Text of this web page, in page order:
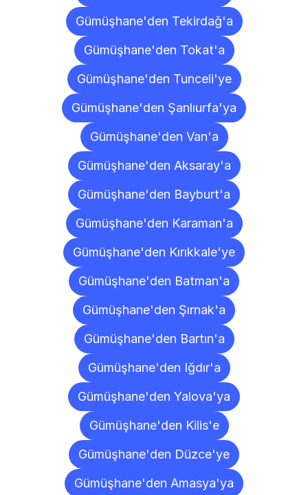
Gümüşhane'den Tekirdağ'a
Gümüşhane'den Tokat'a
Gümüşhane'den Tunceli'ye
Gümüşhane'den Şanlıurfa'ya
Gümüşhane'den Van'a
Gümüşhane'den Aksaray'a
Gümüşhane'den Bayburt'a
Gümüşhane'den Karaman'a
Gümüşhane'den Kırıkkale'ye
Gümüşhane'den Batman'a
Gümüşhane'den Şırnak'a
Gümüşhane'den Bartın'a
Gümüşhane'den Iğdır'a
Gümüşhane'den Yalova'ya
Gümüşhane'den Kilis'e
Gümüşhane'den Düzce'ye
Gümüşhane'den Amasya'ya